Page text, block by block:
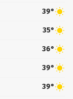
39°
35°
36°
39°
39°